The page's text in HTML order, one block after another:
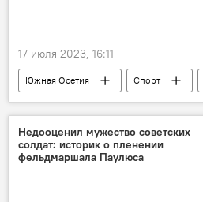
17 июля 2023, 16:11
Южная Осетия Спорт
Гимнастика
Дворец спорта
Недооценил мужество советских
солдат: историк о пленении
фельдмаршала Паулюса